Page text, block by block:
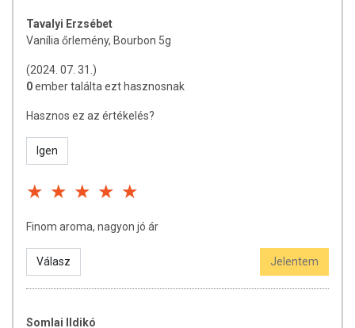
Tavalyi Erzsébet
Vanília őrlemény, Bourbon 5g
(2024. 07. 31.)
0ember találta ezt hasznosnak
Hasznos ez az értékelés?
Igen
Finom aroma, nagyon jó ár
Válasz Jelentem
Somlai Ildikó